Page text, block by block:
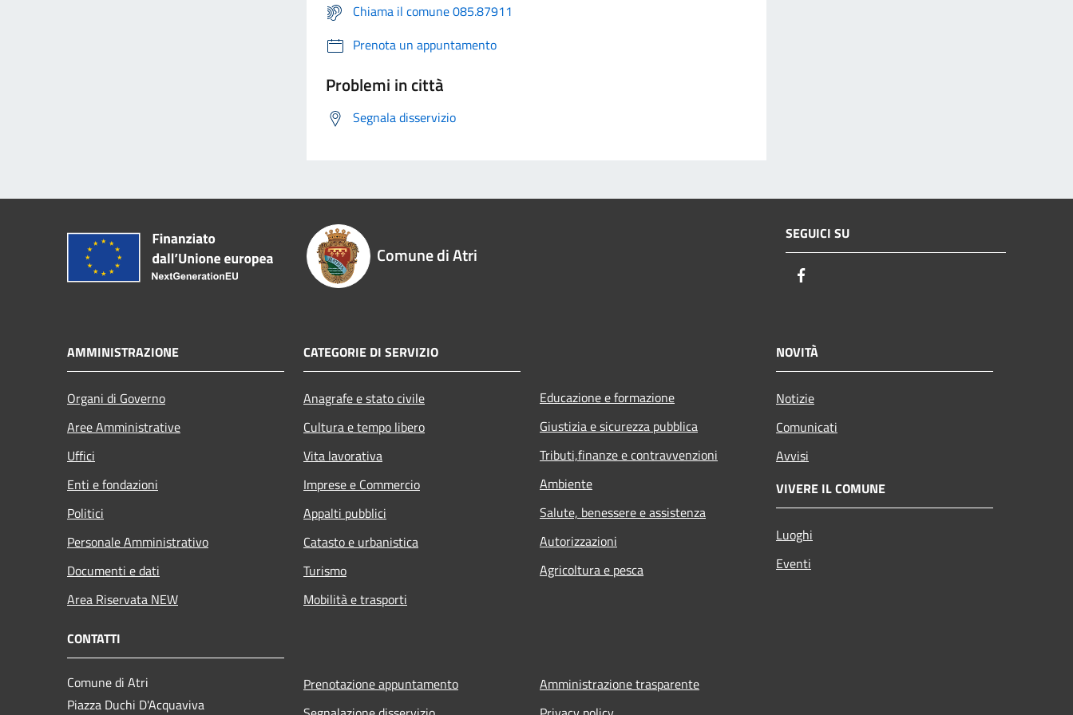
Chiama il comune 085.87911
Prenota un appuntamento
Problemi in città
Segnala disservizio
Comune di Atri
SEGUICI SU
AMMINISTRAZIONE
Organi di Governo
Aree Amministrative
Uffici
Enti e fondazioni
Politici
Personale Amministrativo
Documenti e dati
Area Riservata NEW
CATEGORIE DI SERVIZIO
Anagrafe e stato civile
Cultura e tempo libero
Vita lavorativa
Imprese e Commercio
Appalti pubblici
Catasto e urbanistica
Turismo
Mobilità e trasporti
Educazione e formazione
Giustizia e sicurezza pubblica
Tributi,finanze e contravvenzioni
Ambiente
Salute, benessere e assistenza
Autorizzazioni
Agricoltura e pesca
NOVITÀ
Notizie
Comunicati
Avvisi
VIVERE IL COMUNE
Luoghi
Eventi
CONTATTI
Comune di Atri
Piazza Duchi D'Acquaviva
Prenotazione appuntamento
Amministrazione trasparente